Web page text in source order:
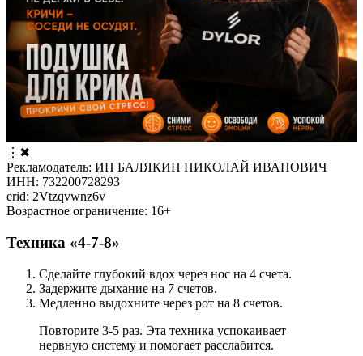
⋮ ✖
Рекламодатель: ИП БАЛЯКИН НИКОЛАЙ ИВАНОВИЧ
ИНН: 732200728293
erid: 2Vtzqvwnz6v
Возрастное ограничение: 16+
Техника «4-7-8»
Сделайте глубокий вдох через нос на 4 счета.
Задержите дыхание на 7 счетов.
Медленно выдохните через рот на 8 счетов.
Повторите 3-5 раз. Эта техника успокаивает
нервную систему и помогает расслабится.